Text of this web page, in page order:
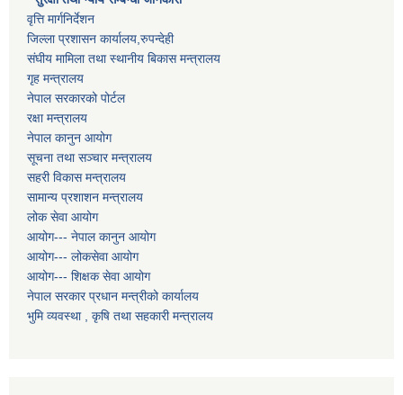
वृत्ति मार्गनिर्देशन
जिल्ला प्रशासन कार्यालय,रुपन्देही
संघीय मामिला तथा स्थानीय बिकास मन्त्रालय
गृह मन्त्रालय
नेपाल सरकारको पोर्टल
रक्षा मन्त्रालय
नेपाल कानुन आयोग
सूचना तथा सञ्चार मन्त्रालय
सहरी विकास मन्त्रालय
सामान्य प्रशाशन मन्त्रालय
लोक सेवा आयोग
आयोग--- नेपाल कानुन आयोग
आयोग--- लोकसेवा आयोग
आयोग--- शिक्षक सेवा आयोग
नेपाल सरकार प्रधान मन्त्रीको कार्यालय
भुमि व्यवस्था , कृषि तथा सहकारी मन्त्रालय